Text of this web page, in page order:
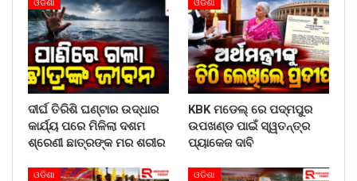
ଓଡିଶା
ଦୀର୍ଘ ତିରିଶି ଘଣ୍ଟାର ଉଦ୍ଧାର
କାର୍ଯ୍ୟ ପରେ ମିଳିଲା ଦଶମ
ଶ୍ରେଣୀ ଛାତ୍ରଙ୍କ ମର ଶରୀର
ଓଡିଶା
KBK ମଡେଲ୍ ରେ ପଦ୍ମପୁର
ଉପଖଣ୍ଡ ପାଇଁ ସ୍ୱତନ୍ତ୍ର
ପ୍ୟାକେଜ ଦାବି
ଓଡିଶା ଓଡିଶା